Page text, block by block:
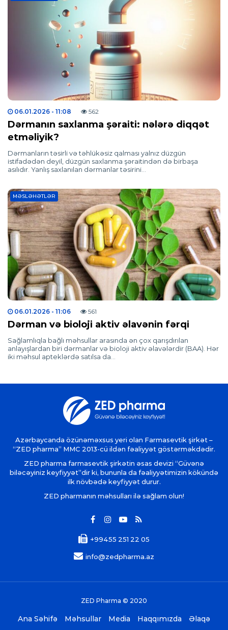
06.01.2026 - 11:08 562
Dərmanın saxlanma şəraiti: nələrə diqqət
etməliyik?
Dərmanların təsirli və təhlükəsiz qalması yalnız düzgün
istifadədən deyil, düzgün saxlanma şəraitindən də birbaşa
asılıdır. Yanlış saxlanılan dərmanlar təsirini…
MƏSLƏHƏTLƏR
06.01.2026 - 11:06 561
Dərman və bioloji aktiv əlavənin fərqi
Sağlamlıqla bağlı məhsullar arasında ən çox qarışdırılan
anlayışlardan biri dərmanlar və bioloji aktiv əlavələrdir (BAA). Hər
iki məhsul apteklərdə satılsa da…
Azərbaycanda özünəməxsus yeri olan Farmasevtik şirkət –
“ZED pharma” MMC 2013-cü ildən fəaliyyət göstərməkdədir.
ZED pharma farmasevtik şirkətin əsas devizi “Güvənə
biləcəyiniz keyfiyyət”dir ki, bununla da fəaliyyətimizin kökündə
ilk növbədə keyfiyyət durur.
ZED pharmanın məhsulları ilə sağlam olun!
+99455 251 22 05
info@zedpharma.az
ZED Pharma © 2020
Ana Səhifə Məhsullar Media Haqqımızda Əlaqə